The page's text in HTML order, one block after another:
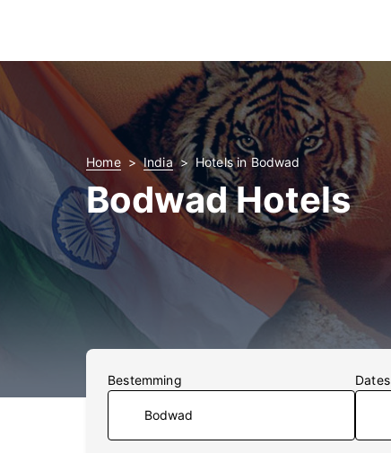
Home India Hotels in Bodwad
Bodwad Hotels
Bestemming Dates